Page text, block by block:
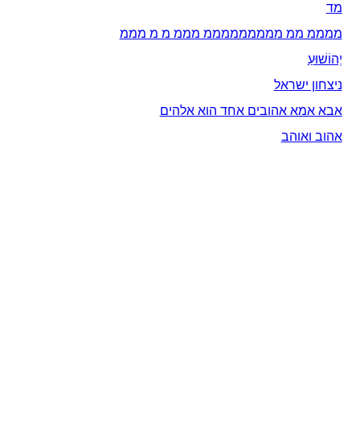
מד
ממממ ממ מממממממממ מממ מ מ מממ
יְהוֹשׁוּעַ
ניצחון ישראל
אבא אמא אהובים אחד הוא אלהים
אהוב ואוהב